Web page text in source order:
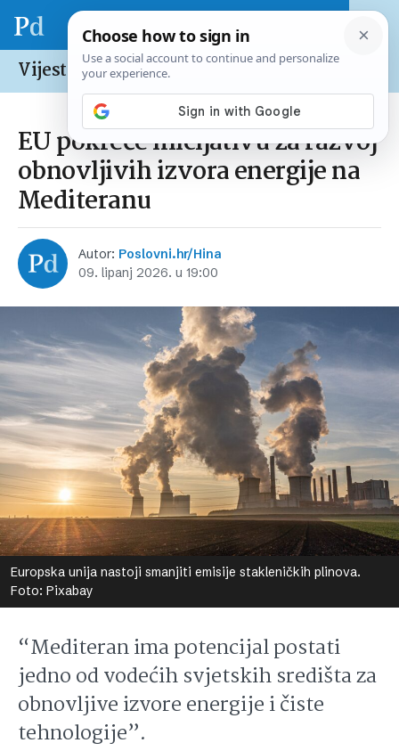
Vijesti /Europska unija
EU pokreće inicijativu za razvoj
obnovljivih izvora energije na
Mediteranu
Autor: Poslovni.hr/Hina
09. lipanj 2026. u 19:00
Europska unija nastoji smanjiti emisije stakleničkih plinova.
Foto: Pixabay
“Mediteran ima potencijal postati
jedno od vodećih svjetskih središta za
obnovljive izvore energije i čiste
tehnologije”.